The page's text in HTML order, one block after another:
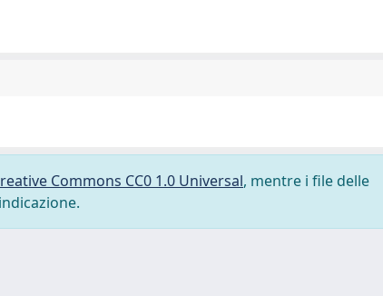
Commons CC0 1.0 Universal, mentre i file delle